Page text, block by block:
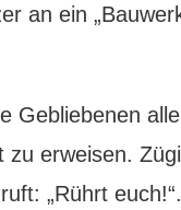
an ein
erweisen.
„Rührt